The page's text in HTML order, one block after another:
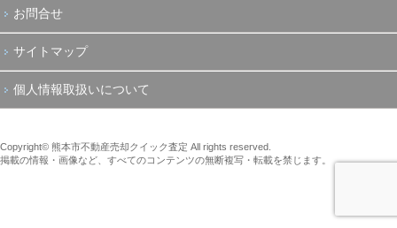
お問合せ
サイトマップ
個人情報取扱いについて
Copyright© 熊本市不動産売却クイック査定 All rights reserved.
掲載の情報・画像など、すべてのコンテンツの無断複写・転載を禁じます。